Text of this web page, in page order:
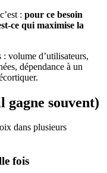
: pour ce besoin
ce qui maximise la
: volume d’utilisateurs,
dépendance à un
gagne souvent)
dans plusieurs
fois